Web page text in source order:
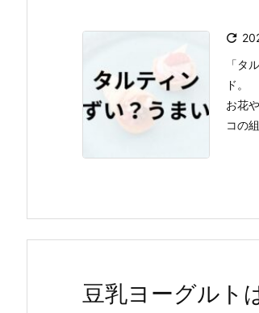

「タ
ド。
お花
コの
豆乳ヨーグルト